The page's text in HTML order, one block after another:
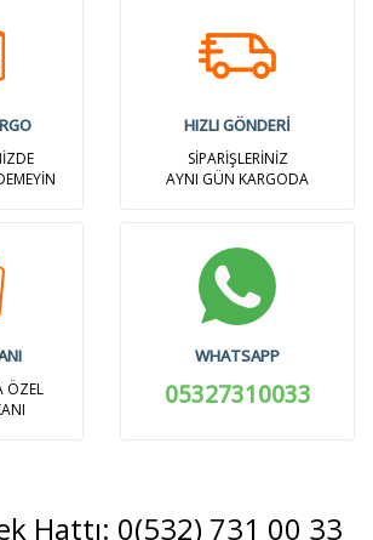
HIZLI GÖNDERİ
SİPARİŞLERİNİZ
AYNI GÜN KARGODA
ÖZEL
WHATSAPP
05327310033
Hattı: 0(532) 731 00 33